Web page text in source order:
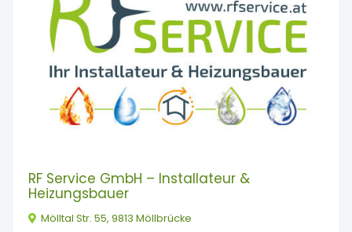
RF Service GmbH – Installateur &
Heizungsbauer
Mölltal Str. 55, 9813 Möllbrücke